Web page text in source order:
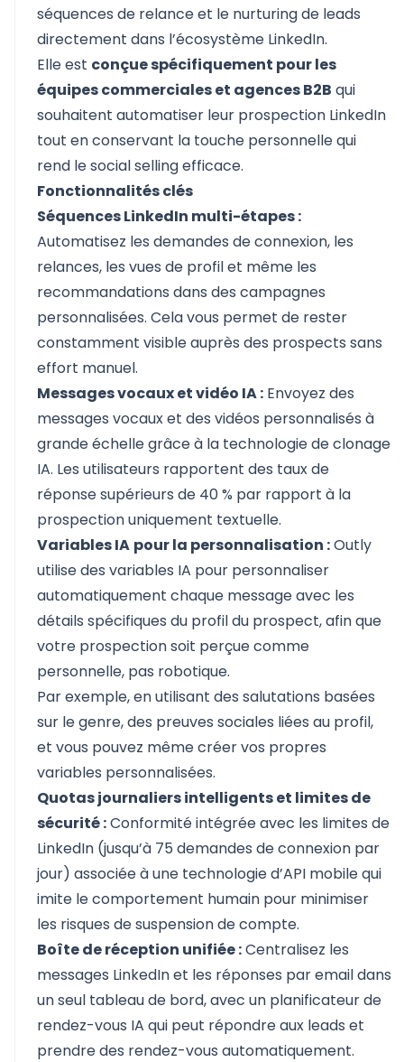
séquences de relance et le nurturing de leads
directement dans l’écosystème LinkedIn.
Elle est conçue spécifiquement pour les
équipes commerciales et agences B2B qui
souhaitent automatiser leur prospection LinkedIn
tout en conservant la touche personnelle qui
rend le social selling efficace.
Fonctionnalités clés
Séquences LinkedIn multi-étapes :
Automatisez les demandes de connexion, les
relances, les vues de profil et même les
recommandations dans des campagnes
personnalisées. Cela vous permet de rester
constamment visible auprès des prospects sans
effort manuel.
Messages vocaux et vidéo IA : Envoyez des
messages vocaux et des vidéos personnalisés à
grande échelle grâce à la technologie de clonage
IA. Les utilisateurs rapportent des taux de
réponse supérieurs de 40 % par rapport à la
prospection uniquement textuelle.
Variables IA pour la personnalisation :Outly
utilise des variables IA pour personnaliser
automatiquement chaque message avec les
détails spécifiques du profil du prospect, afin que
votre prospection soit perçue comme
personnelle, pas robotique.
Par exemple, en utilisant des salutations basées
sur le genre, des preuves sociales liées au profil,
et vous pouvez même créer vos propres
variables personnalisées.
Quotas journaliers intelligents et limites de
sécurité :Conformité intégrée avec les limites de
LinkedIn (jusqu’à 75 demandes de connexion par
jour) associée à une technologie d’API mobile qui
imite le comportement humain pour minimiser
les risques de suspension de compte.
Boîte de réception unifiée :Centralisez les
messages LinkedIn et les réponses par email dans
un seul tableau de bord, avec un planificateur de
rendez-vous IA qui peut répondre aux leads et
prendre des rendez-vous automatiquement.